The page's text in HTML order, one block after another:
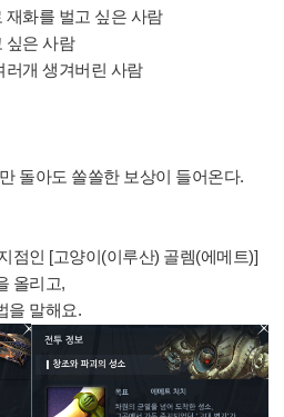
화를 벌고 싶은 사람
싶은 사람
러개 생겨버린 사람
돌아도 쏠쏠한 보상이 들어온다.
점인 [고양이(이루산) 골렘(에메트)]
올리고,
을 말해요.